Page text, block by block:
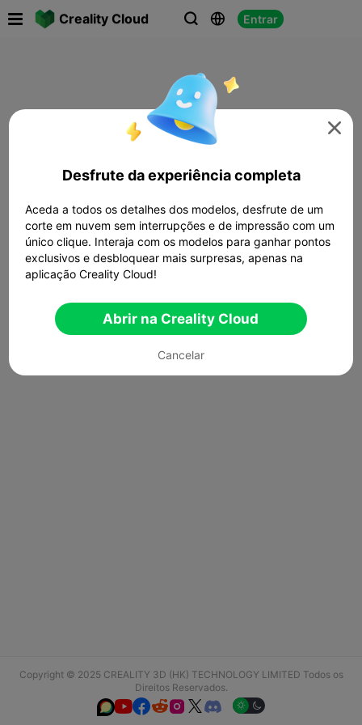
Creality Cloud   Entrar
Copyright © 2025 CREALITY 3D (HK) TECHNOLOGY LIMITED Todos os
Direitos Reservados.
  

Desfrute da experiência completa
Aceda a todos os detalhes dos modelos, desfrute de um
corte em nuvem sem interrupções e de impressão com um
único clique. Interaja com os modelos para ganhar pontos
exclusivos e desbloquear mais surpresas, apenas na
aplicação Creality Cloud!
Abrir na Creality Cloud
Cancelar